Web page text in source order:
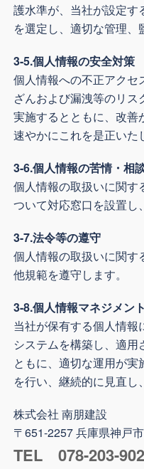
護水準が、当社が設定す
を選定し、適切な管理、
3-5.個人情報の安全対策
個人情報への不正アクセ
ざんおよび漏洩等のリ
実施するとともに、改善
速やかにこれを是正いた
3-6.個人情報の苦情・相
個人情報の取扱いに関す
ついて対応窓口を設置し
3-7.法令等の遵守
個人情報の取扱いに関す
他規範を遵守します。
3-8.個人情報マネジメン
当社が保有する個人情報
システムを構築し、適用
ともに、適切な運用が
を行い、継続的に見直し
株式会社 南朋建設
〒651-2257 兵庫県神戸
TEL 078-203-